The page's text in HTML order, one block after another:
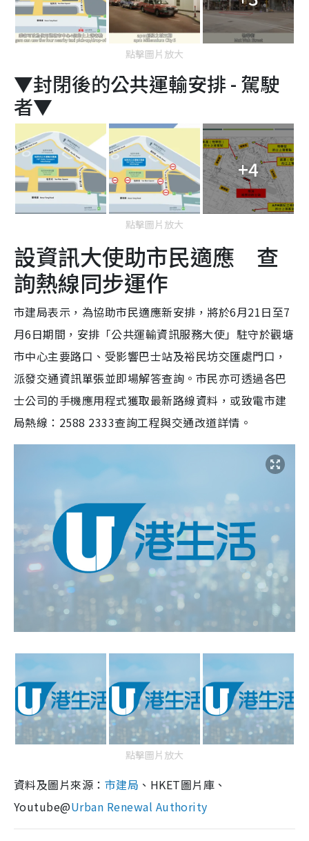
點擊圖片放大
▼封閉後的公共運輸安排 - 駕駛
者▼
+4
點擊圖片放大
設資訊大使助市民適應 查
詢熱線同步運作
市建局表示，為協助市民適應新安排，將於6月21日至7
月6日期間，安排「公共運輸資訊服務大使」駐守於觀塘
市中心主要路口、受影響巴士站及裕民坊交匯處門口，
派發交通資訊單張並即場解答查詢。市民亦可透過各巴
士公司的手機應用程式獲取最新路線資料，或致電市建
局熱線：2588 2333查詢工程與交通改道詳情。
點擊圖片放大
資料及圖片來源： 市建局 、HKET圖片庫、
Youtube@Urban Renewal Authority